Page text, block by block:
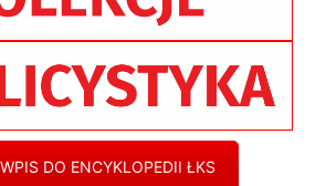
DO ENCYKLOPEDII ŁKS